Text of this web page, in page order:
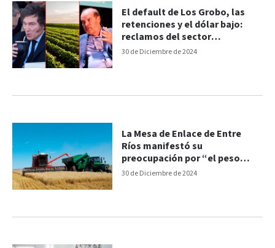
30 de Diciembre de 2024
El default de Los Grobo, las
retenciones y el dólar bajo:
reclamos del sector
agropecuario
30 de Diciembre de 2024
La Mesa de Enlace de Entre
Ríos manifestó su
preocupación por “el peso
impositivo actual”